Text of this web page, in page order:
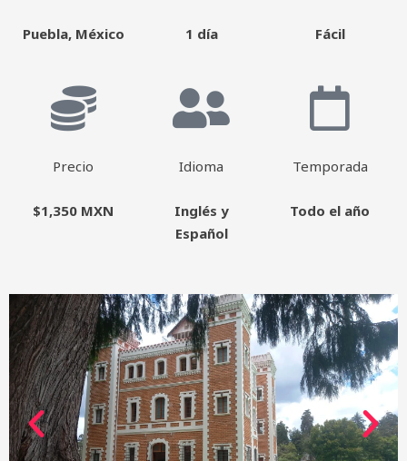
Puebla, México 1 día Fácil
Precio
$1,350 MXN
Idioma
Inglés y
Español
Temporada
Todo el año